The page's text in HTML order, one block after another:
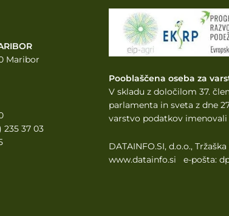
Maribor
235 37 03
Pooblaščena oseba za
V skladu z določilom 37.
parlamenta in sveta z dne
varstvo podatkov imenovali
DATAINFO.SI, d.o.o.,
www.datainfo.si e-pošta: